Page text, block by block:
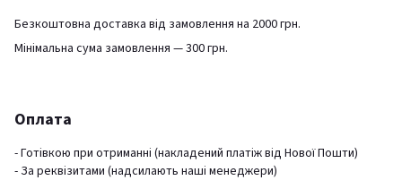
Безкоштовна доставка від замовлення на 2000 грн.
Мінімальна сума замовлення — 300 грн.
Оплата
- Готівкою при отриманні (накладений платіж від Нової Пошти)
- За реквізитами (надсилають наші менеджери)